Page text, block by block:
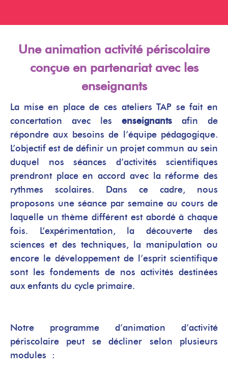
Une animation activité périscolaire
conçue en partenariat avec les
enseignants
La mise en place de ces ateliers TAP se fait en
concertation avec les enseignants afin de
répondre aux besoins de l’équipe pédagogique.
L’objectif est de définir un projet commun au sein
duquel nos séances d’activités scientifiques
prendront place en accord avec la réforme des
rythmes scolaires. Dans ce cadre, nous
proposons une séance par semaine au cours de
laquelle un thème différent est abordé à chaque
fois. L’expérimentation, la découverte des
sciences et des techniques, la manipulation ou
encore le développement de l’esprit scientifique
sont les fondements de nos activités destinées
aux enfants du cycle primaire.
Notre programme d’animation d’activité
périscolaire peut se décliner selon plusieurs
modules :